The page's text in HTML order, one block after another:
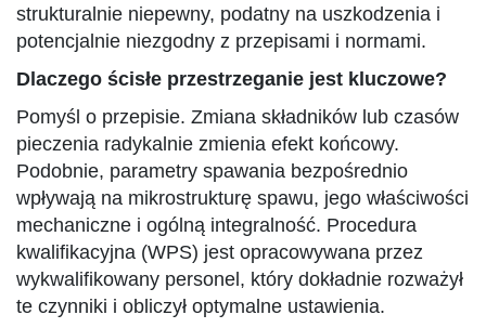
strukturalnie niepewny, podatny na uszkodzenia i
potencjalnie niezgodny z przepisami i normami.
Dlaczego ścisłe przestrzeganie jest kluczowe?
Pomyśl o przepisie. Zmiana składników lub czasów
pieczenia radykalnie zmienia efekt końcowy.
Podobnie, parametry spawania bezpośrednio
wpływają na mikrostrukturę spawu, jego właściwości
mechaniczne i ogólną integralność. Procedura
kwalifikacyjna (WPS) jest opracowywana przez
wykwalifikowany personel, który dokładnie rozważył
te czynniki i obliczył optymalne ustawienia.